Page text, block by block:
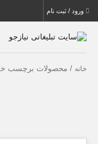
ورود / ثبت نام
خانه / محصولات برچسب خورده